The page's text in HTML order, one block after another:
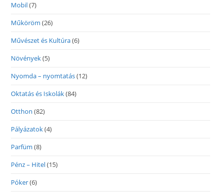
Mobil(7)
Műköröm (26)
Művészet és Kultúra(6)
Növények(5)
Nyomda – nyomtatás(12)
Oktatás és Iskolák(84)
Otthon (82)
Pályázatok(4)
Parfüm (8)
Pénz – Hitel(15)
Póker(6)